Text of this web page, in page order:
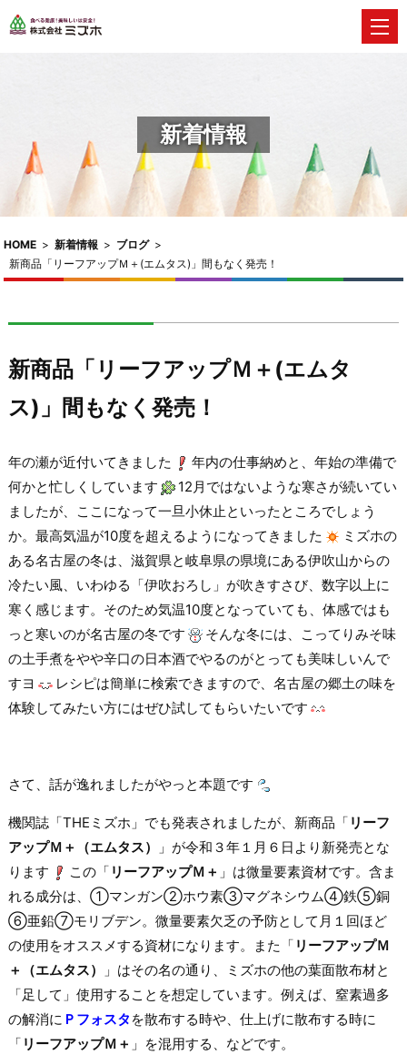
新着情報
HOME > 新着情報 > ブログ>
新商品「リーフアップＭ＋(エムタス)」間もなく発売！
新商品「リーフアップＭ＋(エムタ
ス)」間もなく発売！
年の瀬が近付いてきました
年内の仕事納めと、年始の準備で
何かと忙しくしています
12月ではないような寒さが続いてい
ましたが、ここになって一旦小休止といったところでしょう
か。最高気温が10度を超えるようになってきました
ミズホの
ある名古屋の冬は、滋賀県と岐阜県の県境にある伊吹山からの
冷たい風、いわゆる「伊吹おろし」が吹きすさび、数字以上に
寒く感じます。そのため気温10度となっていても、体感ではも
っと寒いのが名古屋の冬です
そんな冬には、こってりみそ味
の土手煮をやや辛口の日本酒でやるのがとっても美味しいんで
すヨ
レシピは簡単に検索できますので、名古屋の郷土の味を
体験してみたい方にはぜひ試してもらいたいです
さて、話が逸れましたがやっと本題です
機関誌「THEミズホ」でも発表されましたが、新商品「 リーフ
アップＭ＋（エムタス）
」が令和３年１月６日より新発売とな
ります
この「 リーフアップＭ＋ 」は微量要素資材です。含ま
れる成分は、①マンガン②ホウ素③マグネシウム④鉄⑤銅
⑥亜鉛⑦モリブデン。微量要素欠乏の予防として月１回ほど
の使用をオススメする資材になります。また「 リーフアップＭ
＋（エムタス）
」はその名の通り、ミズホの他の葉面散布材と
「足して」使用することを想定しています。例えば、窒素過多
の解消に Ｐフォスタ を散布する時や、仕上げに散布する時に
「 リーフアップＭ＋ 」を混用する、などです。